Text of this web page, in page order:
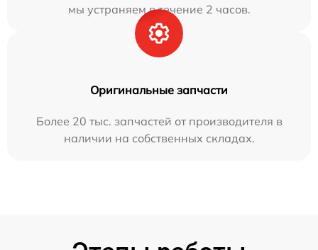
мы устраняем в течение 2 часов.
Оригинальные запчасти
Более 20 тыс. запчастей от производителя в
наличии на собственных складах.